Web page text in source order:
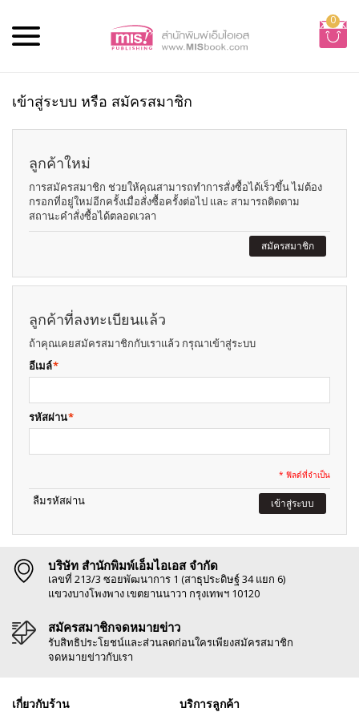
0
เข้าสู่ระบบ หรือ สมัครสมาชิก
ลูกค้าใหม่
การสมัครสมาชิก ช่วยให้คุณสามารถทำการสั่งซื้อได้เร็วขึ้น ไม่ต้อง
กรอกที่อยู่ใหม่อีกครั้งเมื่อสั่งซื้อครั้งต่อไป และ สามารถติดตาม
สถานะคำสั่งซื้อได้ตลอดเวลา
สมัครสมาชิก
ลูกค้าที่ลงทะเบียนแล้ว
ถ้าคุณเคยสมัครสมาชิกกับเราแล้ว กรุณาเข้าสู่ระบบ
*
อีเมล์
*
รหัสผ่าน
* ฟิลด์ที่จำเป็น
ลืมรหัสผ่าน เข้าสู่ระบบ
บริษัท สำนักพิมพ์เอ็มไอเอส จำกัด
เลขที่ 213/3 ซอยพัฒนาการ 1 (สาธุประดิษฐ์ 34 แยก 6)
แขวงบางโพงพาง เขตยานนาวา กรุงเทพฯ 10120
สมัครสมาชิกจดหมายข่าว
รับสิทธิประโยชน์และส่วนลดก่อนใครเพียงสมัครสมาชิก
จดหมายข่าวกับเรา
เกี่ยวกับร้าน บริการลูกค้า